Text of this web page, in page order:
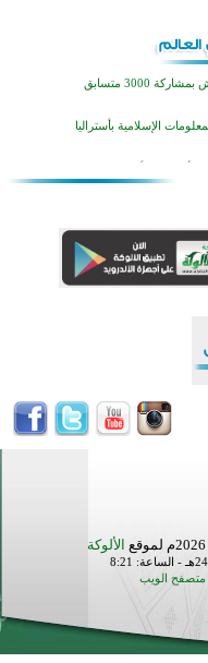
الشخصية للشباب المسلمين
3000 متسابق
بعد سنوات من العمل والعطاء
بينزا وساراتوف وموردوفيا هذا العام
الشخصية للشباب المسلمين
3000 متسابق
الألوكة
متصفح الويب